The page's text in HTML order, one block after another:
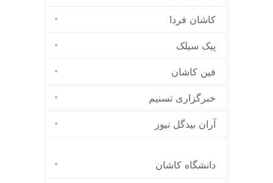
کاشان فردا
پیک سیلک
فین کاشان
خبرگزاری تسنیم
آران بیدگل نیوز
دانشگاه کاشان